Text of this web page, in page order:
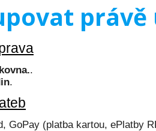
právě
.
.
GoPay (platba kartou, ePlatby